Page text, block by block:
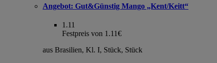
Angebot: Gut&Günstig Mango „Kent/Keitt“
1.11
Festpreis von 1.11€
aus Brasilien, Kl. I, Stück, Stück